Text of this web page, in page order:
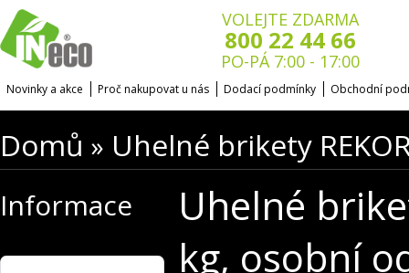
VOLEJTE ZDARMA
800 22 44 66
PO-PÁ 7:00 - 17:00
Novinky a akce Proč nakupovat u nás Dodací podmínky Obchodní
Domů » Uhelné brikety
Informace
Uhelné
kg, osobní